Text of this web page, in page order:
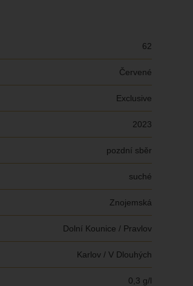
62
Červené
Exclusive
2023
pozdní sběr
suché
Znojemská
Dolní Kounice / Pravlov
Karlov / V Dlouhých
0,3 g/l